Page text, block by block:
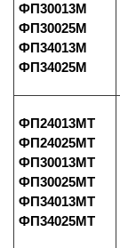
ФП30013М
ФП30025М
ФП34013М
ФП34025М
ФП24013МТ
ФП24025МТ
ФП30013МТ
ФП30025МТ
ФП34013МТ
ФП34025МТ